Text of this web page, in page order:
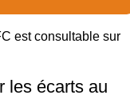
est consultable sur
les écarts au